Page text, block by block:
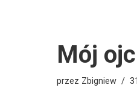
Mój
przez Zbigniew